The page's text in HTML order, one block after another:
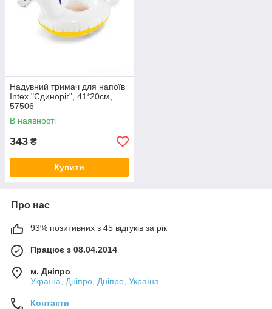
Надувний тримач для напоїв
Intex "Єдиноріг", 41*20см,
57506
В наявності
343 ₴
Купити
Про нас
93% позитивних з 45 відгуків за рік
Працює з 08.04.2014
м. Дніпро
Україна, Дніпро, Дніпро, Україна
Контакти